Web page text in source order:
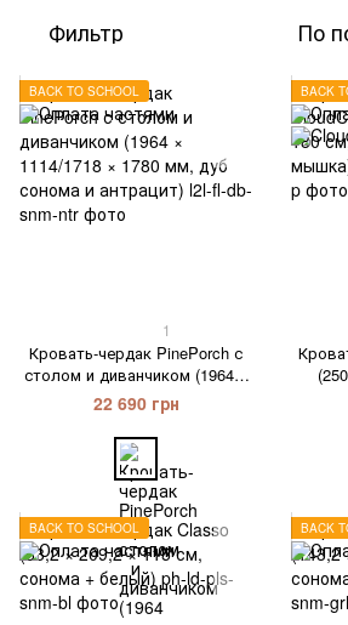
Фильтр По
BACK TO SCHOOL
1
Кровать-чердак PinePorch с
столом и диванчиком (1964 ×
1114/1718 × 1780 мм, дуб
сонома и антрацит)
22 690 грн
BACK
BACK TO SCHOOL BACK